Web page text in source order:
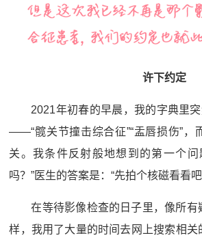
许下约定
2021年初春的早晨，我的字典里
——“髋关节撞击综合征”“盂唇损伤”，
关。我条件反射般地想到的第一个问
吗？”医生的答案是：“先拍个核磁看看
在等待影像检查的日子里，像所有
样，我用了大量的时间去网上搜索相关